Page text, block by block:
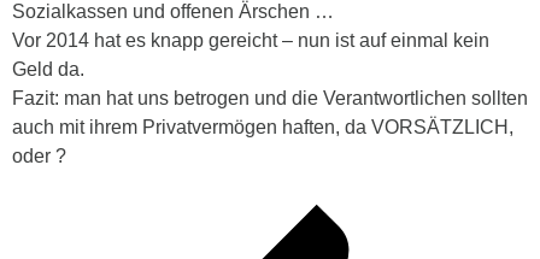
Sozialkassen und offenen Ärschen …
Vor 2014 hat es knapp gereicht – nun ist auf einmal kein
Geld da.
Fazit: man hat uns betrogen und die Verantwortlichen sollten
auch mit ihrem Privatvermögen haften, da VORSÄTZLICH,
oder ?